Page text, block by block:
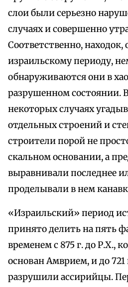
слои были серьезно
случаях и совершенно
Соответственно,
израильскому периоду,
обнаруживаются они в
разрушенном состоянии.
некоторых случаях
отдельных строений и
строители порой не
скальном основании, а
выравнивали последнее
проделывали в нем
«Израильский» период
принято делить на пять
временем с 875 г. до Р.Х.,
основан Амврием, и до 721
разрушили ассирийцы.